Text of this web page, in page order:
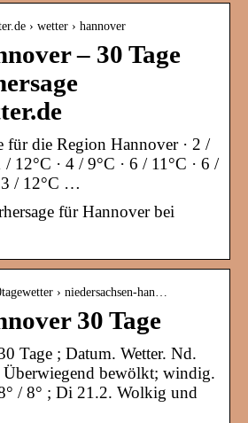
› wetter › hannover
– 30 Tage
für die Region Hannover · 2 /
/ 12°C · 4 / 9°C · 6 / 11°C · 6 /
3 / 12°C …
für Hannover bei
› niedersachsen-han…
30 Tage
Tage ; Datum. Wetter. Nd.
bewölkt; windig.
/ 8° ; Di 21.2. Wolkig und